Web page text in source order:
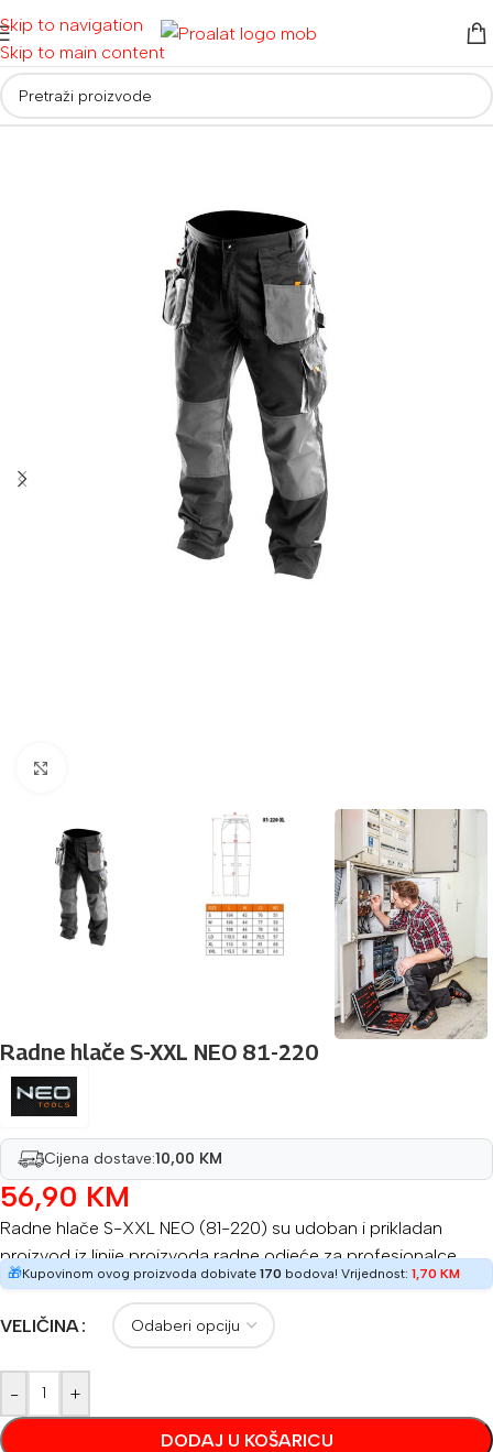
Skip to navigation
Skip to main content
Početna/ Radna odjeća i obuća
Radne hlače S-XXL NEO 81-220
Cijena dostave:10,00 KM
56,90 KM
Radne hlače S-XXL NEO (81-220) su udoban i prikladan
proizvod iz linije proizvoda radne odjeće za profesionalce.
🎁Kupovinom ovog proizvoda dobivate 170 bodova! Vrijednost: 1,70 KM
VELIČINA
- +
DODAJ U KOŠARICU